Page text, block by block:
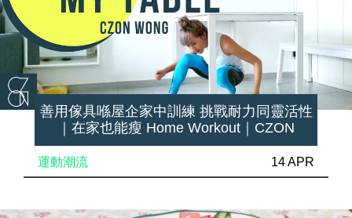
善用傢具喺屋企家中訓練 挑戰耐力同靈活性
｜在家也能瘦 Home Workout｜CZON
運動潮流 14 APR